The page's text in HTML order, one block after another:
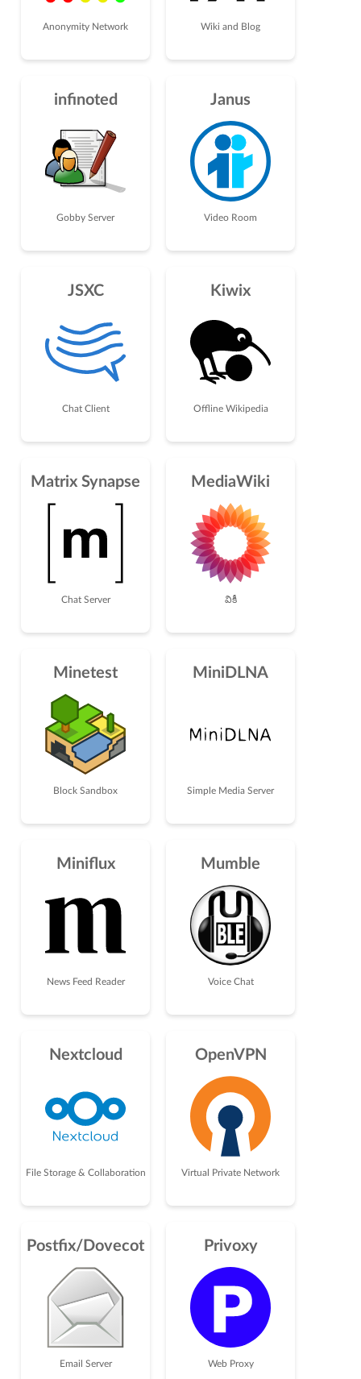
Anonymity Network Wiki and Blog
infinoted
Gobby Server
Janus
Video Room
JSXC
Chat Client
Kiwix
Offline Wikipedia
Matrix Synapse
Chat Server
MediaWiki
వికీ
Minetest
Block Sandbox
MiniDLNA
Simple Media Server
Miniflux
News Feed Reader
Mumble
Voice Chat
Nextcloud
File Storage & Collaboration
OpenVPN
Virtual Private Network
Postfix/Dovecot
Email Server
Privoxy
Web Proxy